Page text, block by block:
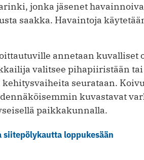
jonka jäsenet
saakka. Havaintoja
annetaan kuvalliset
valitsee pihapiiristään
seurataan.
kuvastavat
paikkakunnalla.
siitepölykautta loppukesään